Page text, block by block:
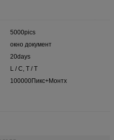
5000pics
окно документ
20days
L / C, T / T
100000Пикс+Монтх